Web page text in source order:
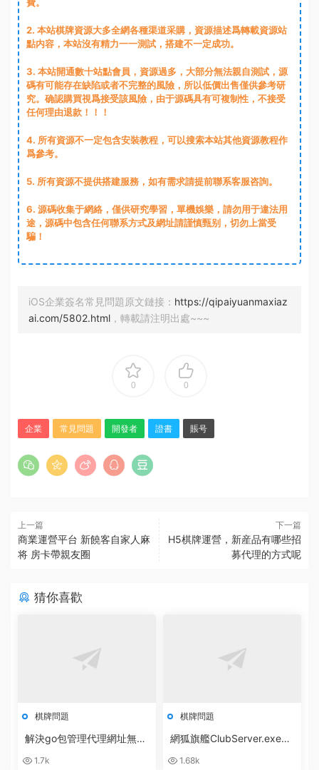
2. 本站棋牌資源大多全網各種渠道采購，資源描述爲轉載資源站
點内容，本站沒有精力一一測試，搭建不一定成功。
3. 本站開通數十站點會員，資源過多，大部分無法親自測試，源
碼有可能存在缺陷或者不完整的風險，所以低價出售僅供參考研
究。确認購買視爲接受該風險，由于源碼具有可複制性，不接受
任何理由退款！！！
4. 所有資源不一定包含安裝教程，可以搜索本站其他資源教程作
爲參考。
5. 所有資源不提供搭建服務，如有需求請提前聯系客服咨詢。
6. 源碼收集于網絡，僅供研究學習，單機娛樂，請勿用于違法用
途，源碼中包含任何聯系方式及網址請謹慎甄别，切勿上當受
騙！
iOS企業簽名常見問題原文鏈接： https://qipaiyuanmaxiaz
ai.com/5802.html ，轉載請注明出處~~~
0 0
企業 常見問題 開發者 證書 賬号
上一篇
商業運營平台 新饒客自家人麻
将 房卡帶親友圈
下一篇
H5棋牌運營，新産品有哪些招
募代理的方式呢
猜你喜歡
棋牌問題
解決go包管理代理網址無法
m/go/storage@v1.10.0: Ge
1.7k
棋牌問題
網狐旗艦ClubServer.exe數
[ 0x80040e4d ]
1.68k